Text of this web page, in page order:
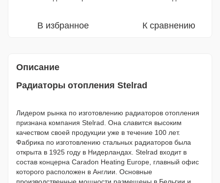
В избранное К сравнению
Описание
Радиаторы отопления Stelrad
Лидером рынка по изготовлению радиаторов отопления
признана компания Stelrad. Она славится высоким
качеством своей продукции уже в течение 100 лет.
Фабрика по изготовлению стальных радиаторов была
открыта в 1925 году в Нидерландах. Stelrad входит в
состав концерна Caradon Heating Europe, главный офис
которого расположен в Англии. Основные